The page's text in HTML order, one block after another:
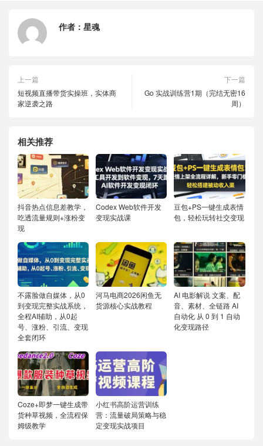
作者： 星魂
上一篇
短视频直播带货实操班，实体商
家逆袭之路
下一篇
Go 实战训练营1期（完结无密16
周）
相关推荐
抖音热点信息差教学，
吃透流量规则+涨粉变
现
Codex Web软件开发
变现实战课
豆包+PS一键生成表情
包，轻松玩转社交变现
不露脸做自媒体，从0
到变现完整实战系统，
全程AI辅助，从0起
号、涨粉、引流、变现
全套闭环
河马电商2026闲鱼无
货源核心实战教程
AI 电影解说 文案、配
音、素材、全链路 AI
自动化 从 0 到 1 自动
化变现路径
Coze+即梦一键生成带
货种草视频，全流程保
姆级教学
小红书高阶运营训练
营：流量破局策略与稳
定变现实战项目